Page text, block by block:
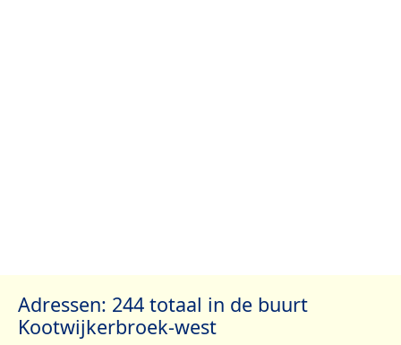
Adressen: 244 totaal in de buurt
Kootwijkerbroek-west